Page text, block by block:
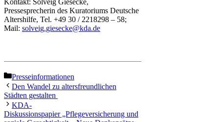
Pressesprecherin des Kuratoriums Deutsche
Altershilfe, Tel. +49 30 / 2218298 – 58;
Mail: solveig.giesecke@kda.de
Kategorien
Presseinformationen
Den Wandel zu altersfreundlichen
Städten gestalten
KDA-
Diskussionspapier „Pflegeversicherung und